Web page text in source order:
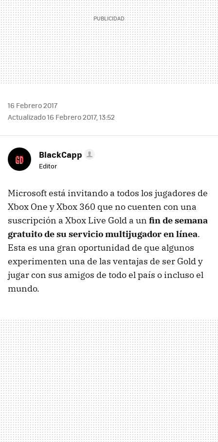
16 Febrero 2017
Actualizado 16 Febrero 2017, 13:52
BlackCapp
Editor
Microsoft está invitando a todos los jugadores de
Xbox One y Xbox 360 que no cuenten con una
suscripción a Xbox Live Gold a un fin de semana
gratuito de su servicio multijugador en línea.
Esta es una gran oportunidad de que algunos
experimenten una de las ventajas de ser Gold y
jugar con sus amigos de todo el país o incluso el
mundo.